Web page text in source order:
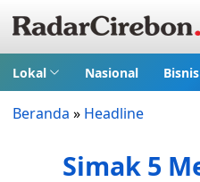
Lokal Nasional Bisnis
Beranda » Headline
Simak 5